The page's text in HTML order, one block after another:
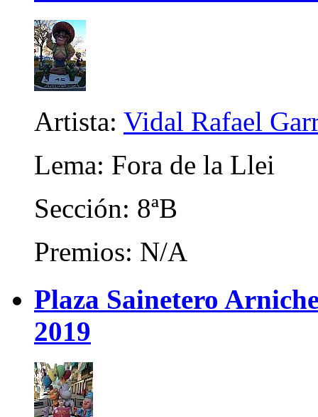
Artista: Vidal Rafael
Lema: Fora de la Llei
Sección: 8ªB
Premios: N/A
Plaza Sainetero
2019